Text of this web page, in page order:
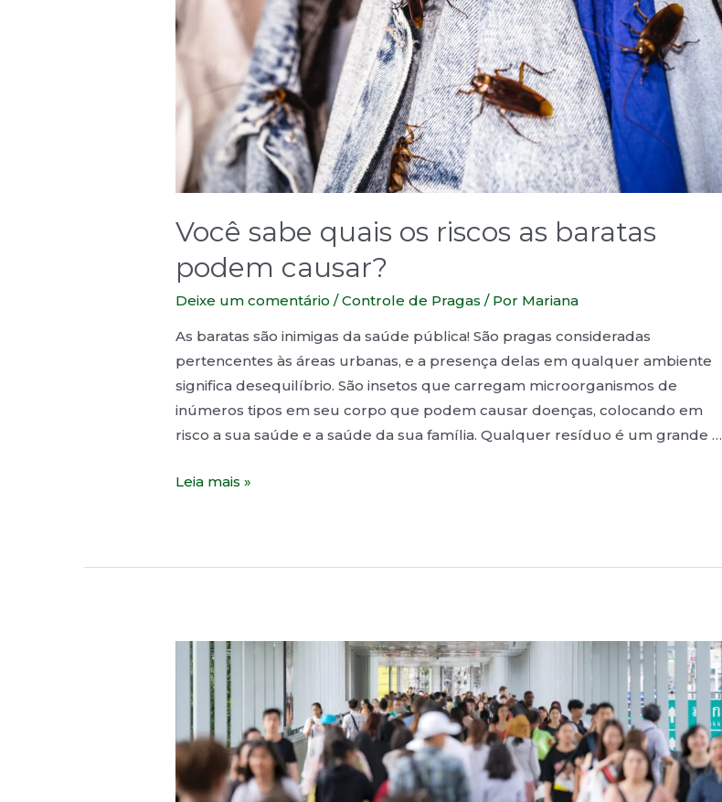
Você sabe quais os riscos as baratas
podem causar?
Deixe um comentário /Controle de Pragas / Por Mariana
As baratas são inimigas da saúde pública! São pragas consideradas
pertencentes às áreas urbanas, e a presença delas em qualquer ambiente
significa desequilíbrio. São insetos que carregam microorganismos de
inúmeros tipos em seu corpo que podem causar doenças, colocando em
risco a sua saúde e a saúde da sua família. Qualquer resíduo é um grande …
Leia mais »